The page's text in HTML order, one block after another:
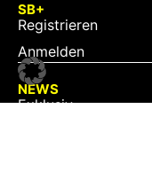
SB+
Registrieren
Anmelden
NEWS
Exklusiv